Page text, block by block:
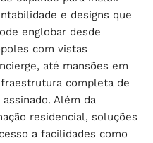
e designs que
englobar desde
com vistas
até mansões em
completa de
Além da
residencial, soluções
a facilidades como